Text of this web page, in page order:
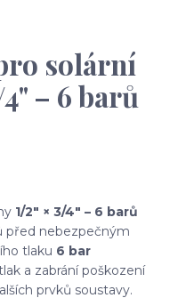
solární
– 6 barů
1/2" × 3/4" – 6 barů
před nebezpečným
tlaku 6 bar
a zabrání poškození
prvků soustavy.